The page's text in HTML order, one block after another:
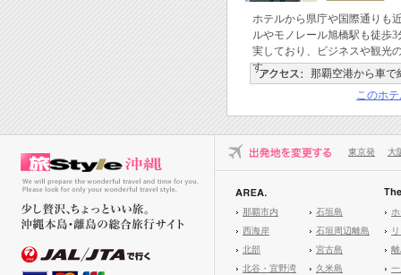
ホテルから県庁や国際通りも
ルやモノレール旭橋駅も徒歩
実しており、ビジネスや観光
す。
那覇空港から車で
このホ
東京発 大
那覇市内
西海岸
北部
北谷・宜野湾
石垣島
石垣周辺離島
宮古島
久米島